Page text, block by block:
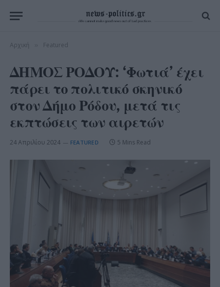
Αρχική Featured
ΔΗΜΟΣ ΡΟΔΟΥ: ‘Φωτιά’ έχει
πάρει το πολιτικό σκηνικό
στον Δήμο Ρόδου, μετά τις
εκπτώσεις των αιρετών
24 Απριλίου 2024 FEATURED 5 Mins Read